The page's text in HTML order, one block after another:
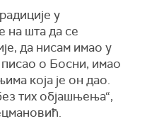
у
на шта да се
да нисам имао у
о Босни, имао
која је он дао.
тих објашњења“,